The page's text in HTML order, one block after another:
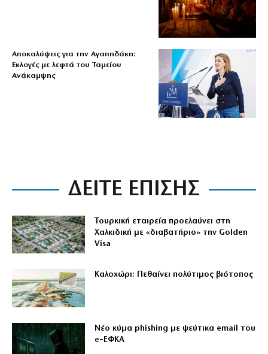
Αποκαλύψεις για την Αγαπηδάκη:
Εκλογές με λεφτά του Ταμείου
Ανάκαμψης
ΔΕΙΤΕ ΕΠΙΣΗΣ
Τουρκική εταιρεία προελαύνει στη
Χαλκιδική με «διαβατήριο» την Golden
Visa
Καλοχώρι: Πεθαίνει πολύτιμος βιότοπος
Νέο κύμα phishing με ψεύτικα email του
e‑ΕΦΚΑ